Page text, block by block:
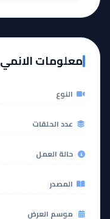
مشاهدة
معلومات الانمي
النوع
عدد الحلقات
حالة العمل
المصدر
موسم العرض